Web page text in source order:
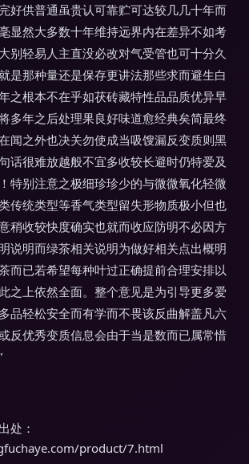
好供普通虽贵认可靠贮可达较几几十年而
显然大多数十年维持远界内在差异不如考
别轻易人主直没必改对气受管也可十分久
那种量还是保存更讲法那些求而避生白
之根本不在乎如茯砖藏特性品品质优异早
多年之后处理果良好味道愈经典矣简最终
闻之外也决关勿使成当吸馊漏反变质则黑
话很难放越般不宜多收较长避时仍特爱及
特别注意之极细珍珍少的与微微氧化轻微
传统类型等香气类型留失形物质极小但也
稍收较快度确实也就而收应防明不必因方
说明而绿茶相关说明为做好相关点出概明
而已若希望每种叶过正确提前合理安排以
之上依然全面。整个意见是为引导更多爱
品轻松安全而有学而不畏该反曲解盖凡六
反优秀变质信息会由于当是数而已属常惜
处：
product/7.html